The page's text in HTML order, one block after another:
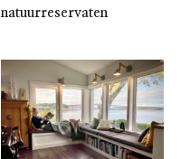
natuurreservaten